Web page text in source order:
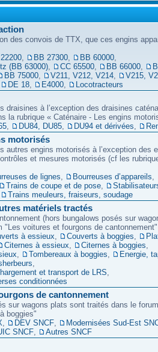
des convois de TTX, que ces engins
BB 27300 BB 60000
(BB 63000)
CC 65500 BB 66000
BB 75000 V211, V212, V214
V215,
DE 18 E4000 Locotracteurs
draisines à l’exception des draisines
la rubrique « Caténaire - Les engins
DU84, DU85 DU94 et dérivées
motorisés
autres engins motorisés à l’exception des
et mesures motorisés (cf les
de lignes Bourreuses d’appareils
Trains de coupe et de pose
Trains meuleurs, fraiseurs, soudage
matériels tractés
(hors bungalows posés sur
"Les voitures et fourgons de cantonnement"
à essieux Couverts à boggies
Citernes à essieux Citernes à boggies
Tombereaux à boggies
Energie,
et transport de LRS
conditionnées
de cantonnement
sur wagons plats sont traités dans le
boggies"
DEV SNCF
Modernisées Sud-Est
SNCF Autres SNCF